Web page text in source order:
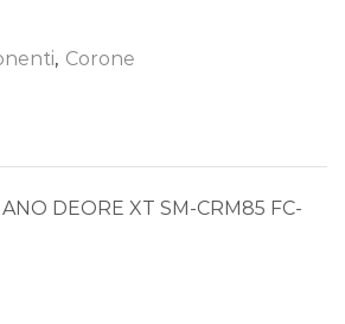
, Corone
DEORE XT SM-CRM85 FC-